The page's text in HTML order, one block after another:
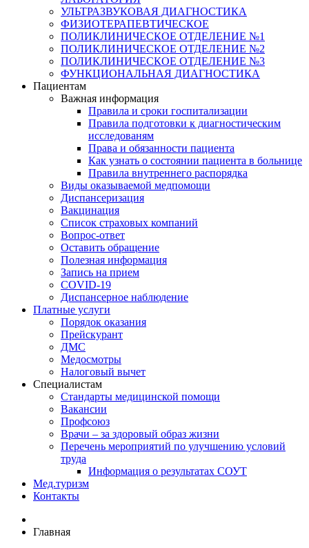
УЛЬТРАЗВУКОВАЯ ДИАГНОСТИКА
ФИЗИОТЕРАПЕВТИЧЕСКОЕ
ПОЛИКЛИНИЧЕСКОЕ ОТДЕЛЕНИЕ №1
ПОЛИКЛИНИЧЕСКОЕ ОТДЕЛЕНИЕ №2
ПОЛИКЛИНИЧЕСКОЕ ОТДЕЛЕНИЕ №3
ФУНКЦИОНАЛЬНАЯ ДИАГНОСТИКА
Пациентам
Важная информация
Правила и сроки госпитализации
Правила подготовки к диагностическим
исследованям
Права и обязанности пациента
Как узнать о состоянии пациента в больнице
Правила внутреннего распорядка
Виды оказываемой медпомощи
Диспансеризация
Вакцинация
Список страховых компаний
Вопрос-ответ
Оставить обращение
Полезная информация
Запись на прием
COVID-19
Диспансерное наблюдение
Платные услуги
Порядок оказания
Прейскурант
ДМС
Медосмотры
Налоговый вычет
Специалистам
Стандарты медицинской помощи
Вакансии
Профсоюз
Врачи – за здоровый образ жизни
Перечень мероприятий по улучшению условий
труда
Информация о результатах СОУТ
Мед.туризм
Контакты
Главная